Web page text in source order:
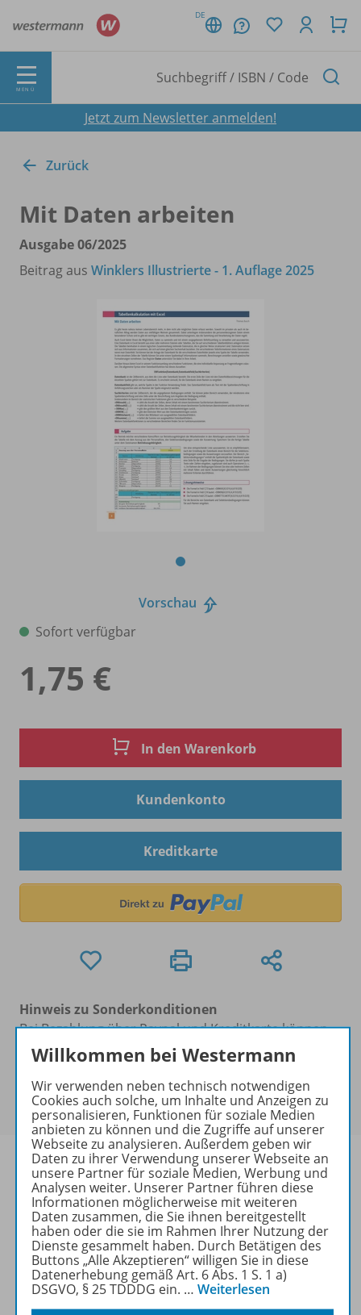
DE
MENÜ
Jetzt zum Newsletter anmelden!
Zurück
Mit Daten arbeiten
Ausgabe 06/2025
Beitrag aus Winklers Illustrierte - 1. Auflage 2025
Vorschau
Sofort verfügbar
1,75 €
In den Warenkorb
Kundenkonto
Kreditkarte
Hinweis zu Sonderkonditionen
Bei Bezahlung über Paypal und Kreditkarte können
keine Sonderkonditionen gewährt werden.
Sie haben ein passendes Spar-Paket ?
Um den für Sie gültigen Preis zu sehen,melden Sie
sich bitte an.
Informationen
Weitere Inhalte der Ausgabe
Willkommen bei Westermann
Wir verwenden neben technisch notwendigen
Cookies auch solche, um Inhalte und Anzeigen zu
personalisieren, Funktionen für soziale Medien
anbieten zu können und die Zugriffe auf unserer
Webseite zu analysieren. Außerdem geben wir
Daten zu ihrer Verwendung unserer Webseite an
unsere Partner für soziale Medien, Werbung und
Analysen weiter. Unserer Partner führen diese
Informationen möglicherweise mit weiteren
Daten zusammen, die Sie ihnen bereitgestellt
haben oder die sie im Rahmen Ihrer Nutzung der
Dienste gesammelt haben. Durch Betätigen des
Buttons „Alle Akzeptieren“ willigen Sie in diese
Datenerhebung gemäß Art. 6 Abs. 1 S. 1 a)
DSGVO, § 25 TDDDG ein. … Weiterlesen